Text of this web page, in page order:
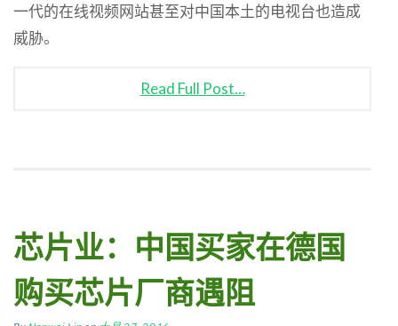
一代的在线视频网站甚至对中国本土的电视台也造成
威胁。
Read Full Post…
芯片业：中国买家在德国
购买芯片厂商遇阻